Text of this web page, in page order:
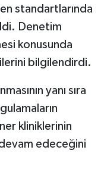
standartlarında
Denetim
konusunda
bilgilendirdi.
yanı sıra
kliniklerinin
edeceğini